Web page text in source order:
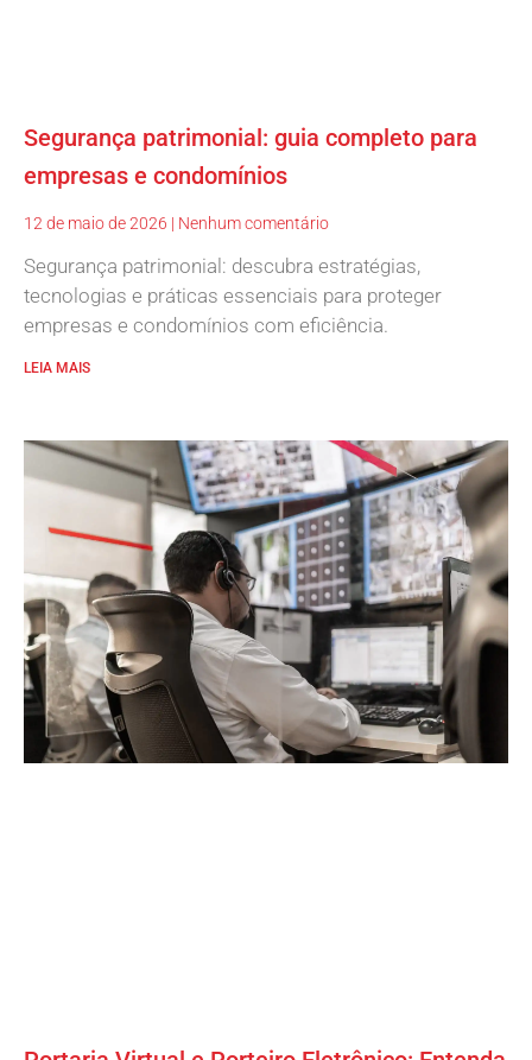
Segurança patrimonial: guia completo para
empresas e condomínios
12 de maio de 2026 Nenhum comentário
Segurança patrimonial: descubra estratégias,
tecnologias e práticas essenciais para proteger
empresas e condomínios com eficiência.
LEIA MAIS